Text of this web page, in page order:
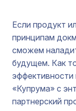
Если продукт
принципам
сможем
будущем. Как
эффективности
«Купрума» с
партнерский